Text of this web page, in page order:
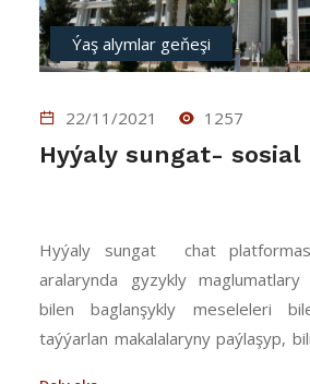
Ýaş alymlar geňeşi
22/11/2021 1257
Hyýaly sungat- sosial
Hyýaly sungat chat
aralarynda gyzykly
bilen baglanşykly meseleleri
taýýarlan makalalaryny paýlaşyp,